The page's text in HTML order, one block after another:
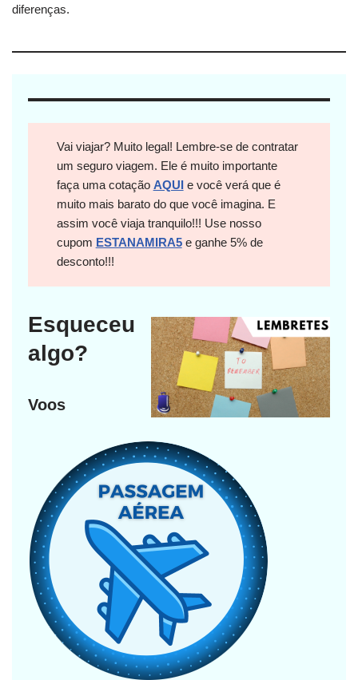
diferenças.
Vai viajar? Muito legal! Lembre-se de contratar
um seguro viagem. Ele é muito importante
faça uma cotação AQUIe você verá que é
muito mais barato do que você imagina. E
assim você viaja tranquilo!!! Use nosso
cupom ESTANAMIRA5e ganhe 5% de
desconto!!!
Esqueceu
algo?
Voos